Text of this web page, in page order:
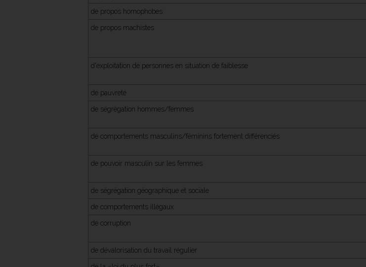
de propos homophobes
de propos machistes
d'exploitation de personnes en situation de faiblesse
de pauvreté
de ségrégation hommes/femmes
de comportements masculins/féminins fortement différenciés
de pouvoir masculin sur les femmes
de ségrégation géographique et sociale
de comportements illégaux
de corruption
de dévalorisation du travail régulier